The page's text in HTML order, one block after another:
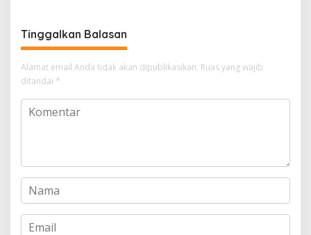
Tinggalkan Balasan
Alamat email Anda tidak akan dipublikasikan. Ruas yang wajib
ditandai *